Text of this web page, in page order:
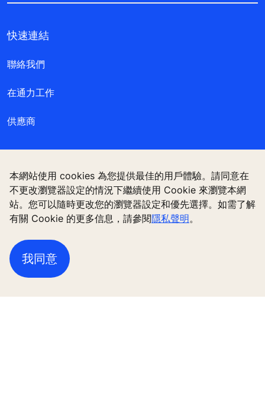
本網站使用 cookies 為您提供最佳的用戶體驗。請同意在
不更改瀏覽器設定的情況下繼續使用 Cookie 來瀏覽本網
站。您可以隨時更改您的瀏覽器設定和優先選擇。如需了解
有關 Cookie 的更多信息，請參閱隱私聲明。
我同意
快速連結
聯絡我們
在通力工作
供應商